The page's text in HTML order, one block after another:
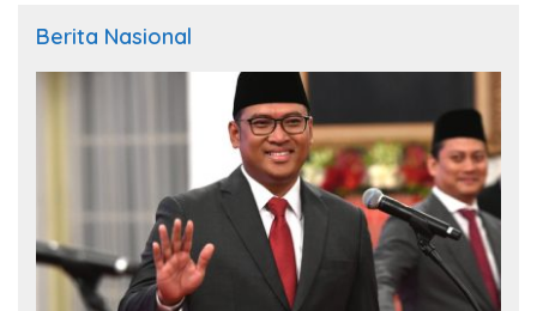
Berita Nasional